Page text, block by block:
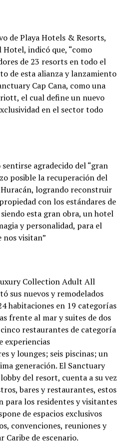
de Playa Hotels & Resorts,
indicó que, “como
de 23 resorts en todo el
de esta alianza y lanzamiento
Cap Cana, como una
el cual define un nuevo
en el sector todo
agradecido del “gran
posible la recuperación del
logrando reconstruir
con los estándares de
esta gran obra, un hotel
y personalidad, para el
nos visitan”
Collection Adult All
sus nuevos y remodelados
habitaciones en 19 categorías
frente al mar y suites de dos
restaurantes de categoría
experiencias
y lounges; seis piscinas; un
generación. El Sanctuary
del resort, cuenta a su vez
bares y restaurantes, estos
para los residentes y visitantes
de espacios exclusivos
convenciones, reuniones y
Caribe de escenario.